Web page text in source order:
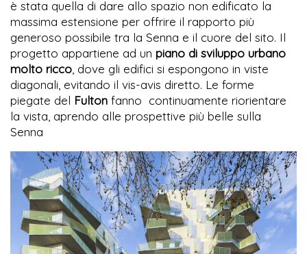
è stata quella di dare allo spazio non edificato la
massima estensione per offrire il rapporto più
generoso possibile tra la Senna e il cuore del sito. Il
progetto appartiene ad un piano di sviluppo urbano
molto ricco , dove gli edifici si espongono in viste
diagonali, evitando il vis-avis diretto. Le forme
piegate del Fulton fanno continuamente riorientare
la vista, aprendo alle prospettive più belle sulla
Senna